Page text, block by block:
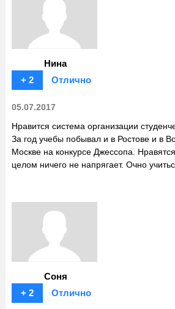
Нина
+ 2
Отлично
05.07.2017
Нравится система организации
За год учебы побывал и в Ростове и в
Москве на конкурсе Джессопа.
целом ничего не напрягает. Очно
Соня
+ 2
Отлично